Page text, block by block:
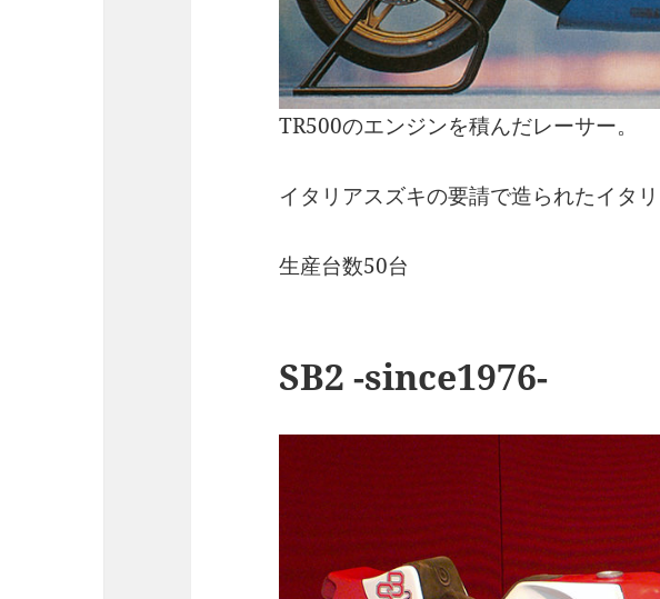
TR500のエンジンを積んだレーサー。
イタリアスズキの要請で造られたイタ
生産台数50台
SB2 -since1976-